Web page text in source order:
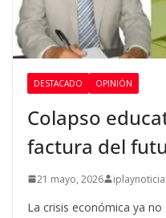
DESTACADO OPINIÓN
Colapso
factura del
21 mayo, 2026
La crisis económica ya